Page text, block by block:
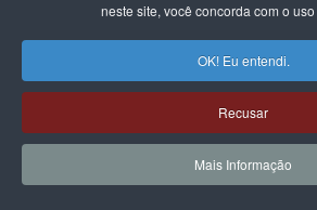
neste site, você concorda com o
OK! Eu entendi.
Recusar
Mais Informação